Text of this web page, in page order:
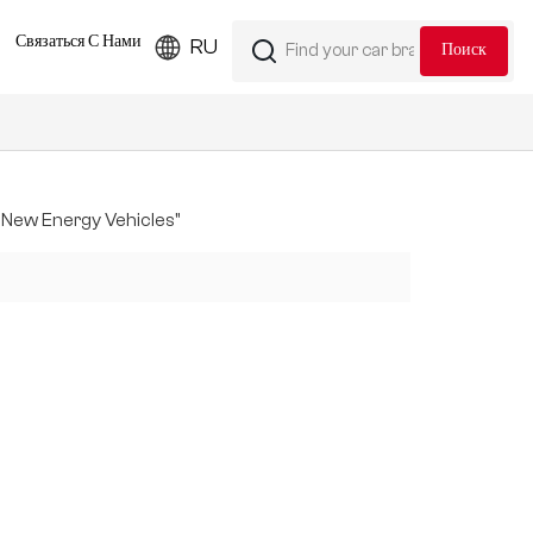
RU
Связаться С Нами
New Energy Vehicles"